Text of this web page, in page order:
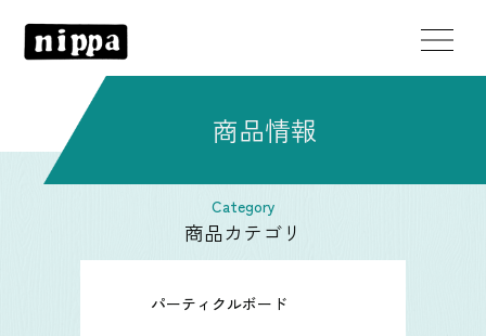
商品情報
Category
商品カテゴリ
パーティクルボード